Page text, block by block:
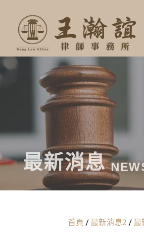
最新消息
首頁 / 最新消息2 / 最